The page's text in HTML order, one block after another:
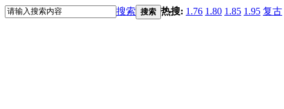
搜索 搜索 热搜: 1.76 1.80 1.85 1.95 复古